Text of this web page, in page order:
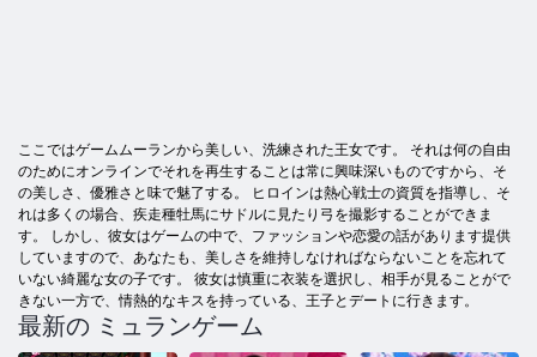
ここではゲームムーランから美しい、洗練された王女です。 それは何の自由
のためにオンラインでそれを再生することは常に興味深いものですから、そ
の美しさ、優雅さと味で魅了する。 ヒロインは熱心戦士の資質を指導し、そ
れは多くの場合、疾走種牡馬にサドルに見たり弓を撮影することができま
す。 しかし、彼女はゲームの中で、ファッションや恋愛の話があります提供
していますので、あなたも、美しさを維持しなければならないことを忘れて
いない綺麗な女の子です。 彼女は慎重に衣装を選択し、相手が見ることがで
きない一方で、情熱的なキスを持っている、王子とデートに行きます。
最新の ミュランゲーム